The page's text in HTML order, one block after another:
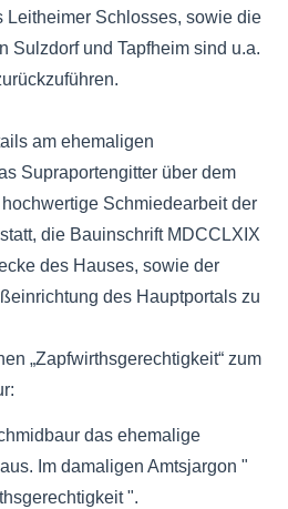
Leitheimer Schlosses, sowie die
Sulzdorf und Tapfheim sind u.a.
am ehemaligen
Supraportengitter über dem
Schmiedearbeit der
die Bauinschrift MDCCLXIX
des Hauses, sowie der
des Hauptportals zu
„Zapfwirthsgerechtigkeit“ zum
das ehemalige
Im damaligen Amtsjargon "
".